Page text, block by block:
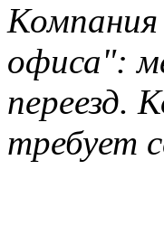
офиса":
переезд.
требует